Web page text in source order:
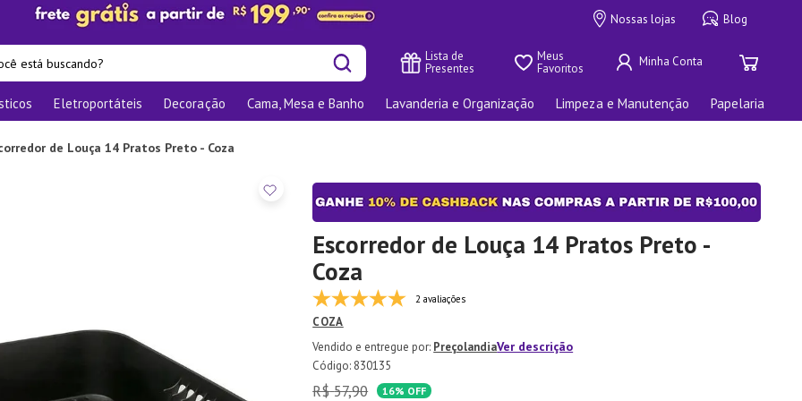
Nossas lojas Blog
está buscando?
Lista de
Presentes
Meus
Favoritos
Eletroportáteis Decoração Cama, Mesa e Banho Lavanderia e Organização Limpeza e Manutenção Papelaria
de Louça 14 Pratos Preto - Coza
Escorredor de Louça 14 Pratos Preto -
Coza
2 avaliações
COZA
PreçolandiaVer descrição
: 830135
R$ 57,90 16% OFF
buscados